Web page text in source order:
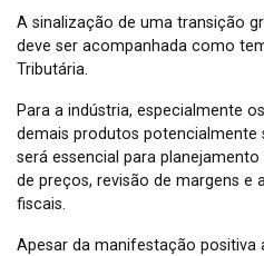
A sinalização de uma transição
deve ser acompanhada como
Tributária.
Para a indústria, especialmente
demais produtos potencialmente
será essencial para
de preços, revisão de margens e
fiscais.
Apesar da manifestação positiva